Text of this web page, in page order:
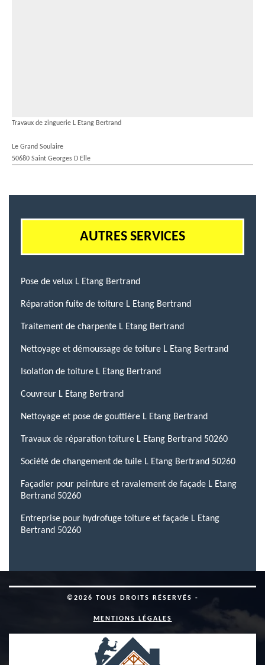
Travaux de zinguerie L Etang Bertrand
Le Grand Soulaire
50680 Saint Georges D Elle
AUTRES SERVICES
Pose de velux L Etang Bertrand
Réparation fuite de toiture L Etang Bertrand
Traitement de charpente L Etang Bertrand
Nettoyage et démoussage de toiture L Etang Bertrand
Isolation de toiture L Etang Bertrand
Couvreur L Etang Bertrand
Nettoyage et pose de gouttière L Etang Bertrand
Travaux de réparation toiture L Etang Bertrand 50260
Société de changement de tuile L Etang Bertrand 50260
Façadier pour peinture et ravalement de façade L Etang
Bertrand 50260
Entreprise pour hydrofuge toiture et façade L Etang
Bertrand 50260
©2026 TOUS DROITS RÉSERVÉS -
MENTIONS LÉGALES